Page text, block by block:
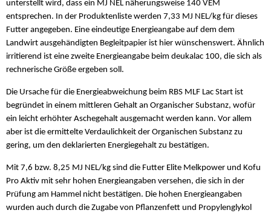
unterstellt wird, dass ein MJ NEL näherungsweise 140 VEM
entsprechen. In der Produktenliste werden 7,33 MJ NEL/kg für dieses
Futter angegeben. Eine eindeutige Energieangabe auf dem dem
Landwirt ausgehändigten Begleitpapier ist hier wünschenswert. Ähnlich
irritierend ist eine zweite Energieangabe beim deukalac 100, die sich als
rechnerische Größe ergeben soll.
Die Ursache für die Energieabweichung beim RBS MLF Lac Start ist
begründet in einem mittleren Gehalt an Organischer Substanz, wofür
ein leicht erhöhter Aschegehalt ausgemacht werden kann. Vor allem
aber ist die ermittelte Verdaulichkeit der Organischen Substanz zu
gering, um den deklarierten Energiegehalt zu bestätigen.
Mit 7,6 bzw. 8,25 MJ NEL/kg sind die Futter Elite Melkpower und Kofu
Pro Aktiv mit sehr hohen Energieangaben versehen, die sich in der
Prüfung am Hammel nicht bestätigen. Die hohen Energieangaben
wurden auch durch die Zugabe von Pflanzenfett und Propylenglykol